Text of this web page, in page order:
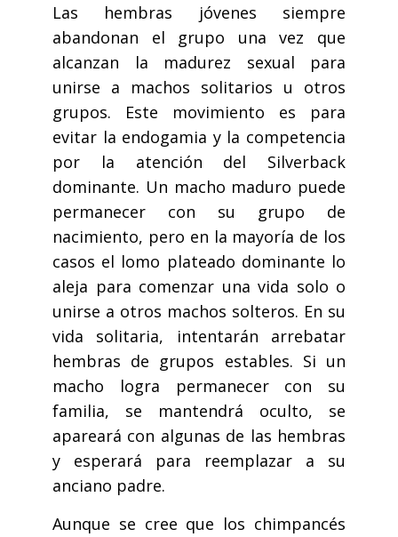
Las hembras jóvenes siempre
abandonan el grupo una vez que
alcanzan la madurez sexual para
unirse a machos solitarios u otros
grupos. Este movimiento es para
evitar la endogamia y la competencia
por la atención del Silverback
dominante. Un macho maduro puede
permanecer con su grupo de
nacimiento, pero en la mayoría de los
casos el lomo plateado dominante lo
aleja para comenzar una vida solo o
unirse a otros machos solteros. En su
vida solitaria, intentarán arrebatar
hembras de grupos estables. Si un
macho logra permanecer con su
familia, se mantendrá oculto, se
apareará con algunas de las hembras
y esperará para reemplazar a su
anciano padre.
Aunque se cree que los chimpancés